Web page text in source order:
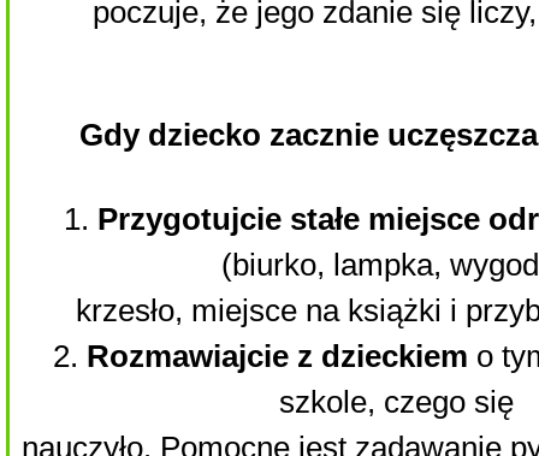
poczuje, że jego zdanie się
Gdy dziecko zacznie
1. Przygotujcie stałe miejsce
(biurko, lampka,
krzesło, miejsce na książki i
2. Rozmawiajcie z dzieckiem o
szkole, czego się
nauczyło. Pomocne jest zadawanie